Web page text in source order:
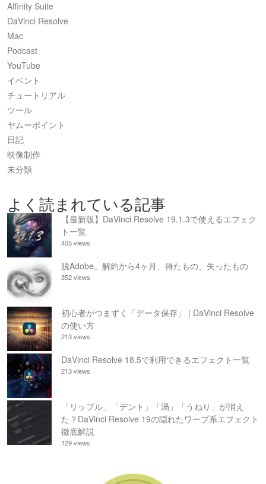
Affinity Suite
DaVinci Resolve
Mac
Podcast
YouTube
イベント
チュートリアル
ツール
ヤムーポイント
日記
映像制作
未分類
よく読まれている記事
【最新版】DaVinci Resolve 19.1.3で使えるエフェク
ト一覧
405 views
脱Adobe。解約から4ヶ月、得たもの、失ったもの
352 views
初心者がつまずく「データ保存」 | DaVinci Resolve
の使い方
213 views
DaVinci Resolve 18.5で利用できるエフェクト一覧
213 views
「リップル」「デント」「渦」「うねり」が消え
た？DaVinci Resolve 19の隠れたワープ系エフェクト
徹底解説
129 views